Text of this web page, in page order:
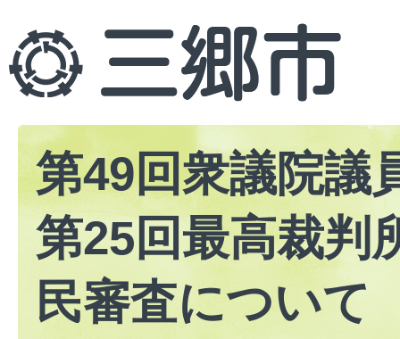
第49回衆議院議
第25回最高裁判
民審査について